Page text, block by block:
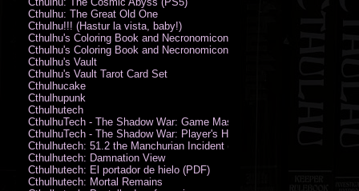
Cthulhu: The Great Old One
Cthulhu!!! (Hastur la vista, baby!)
Cthulhu's Coloring Book and Necronomicon of Sunny Day Doings
Cthulhu's Coloring Book and Necronomicon of Sunny Day Doings New
Cthulhu's Vault
Cthulhu's Vault Tarot Card Set
Cthulhucake
Cthulhupunk
Cthulhutech
CthulhuTech - The Shadow War: Game Master's Guide (PDF)
CthulhuTech - The Shadow War: Player's Handbook (PDF)
Cthulhutech: 51.2 the Manchurian Incident (PDF)
Cthulhutech: Damnation View
Cthulhutech: El portador de hielo (PDF)
Cthulhutech: Mortal Remains